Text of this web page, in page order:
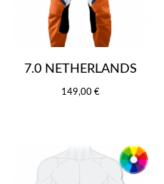
7.0 NETHERLANDS
149,00 €